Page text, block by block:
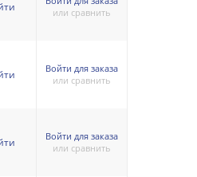
или сравнить
Войти для заказа
или сравнить
Войти для заказа
или сравнить